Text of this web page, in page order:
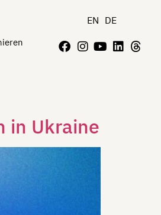
EN DE
in Ukraine